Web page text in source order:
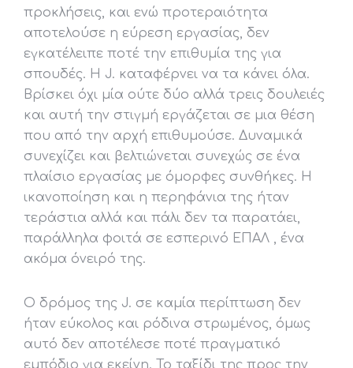
προκλήσεις, και ενώ προτεραιότητα
αποτελούσε η εύρεση εργασίας, δεν
εγκατέλειπε ποτέ την επιθυμία της για
σπουδές. Η J. καταφέρνει να τα κάνει όλα.
Βρίσκει όχι μία ούτε δύο αλλά τρεις δουλειές
και αυτή την στιγμή εργάζεται σε μια θέση
που από την αρχή επιθυμούσε. Δυναμικά
συνεχίζει και βελτιώνεται συνεχώς σε ένα
πλαίσιο εργασίας με όμορφες συνθήκες. Η
ικανοποίηση και η περηφάνια της ήταν
τεράστια αλλά και πάλι δεν τα παρατάει,
παράλληλα φοιτά σε εσπερινό ΕΠΑΛ , ένα
ακόμα όνειρό της.
Ο δρόμος της J. σε καμία περίπτωση δεν
ήταν εύκολος και ρόδινα στρωμένος, όμως
αυτό δεν αποτέλεσε ποτέ πραγματικό
εμπόδιο για εκείνη. Το ταξίδι της προς την